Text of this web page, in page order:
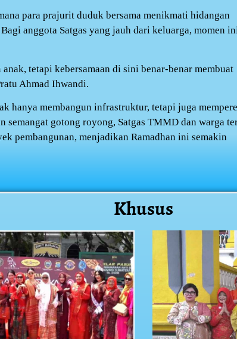
para prajurit duduk bersama menikmati hidangan
anggota Satgas yang jauh dari keluarga, momen
tetapi kebersamaan di sini benar-benar membuat
Ahmad Ihwandi.
hanya membangun infrastruktur, tetapi juga
semangat gotong royong, Satgas TMMD dan warga
pembangunan, menjadikan Ramadhan ini semakin
Khusus